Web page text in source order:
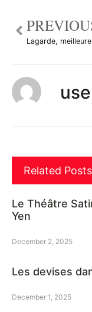
Related Posts
Le Théâtre
Yen
December 2, 2025
Les devises
December 1, 2025